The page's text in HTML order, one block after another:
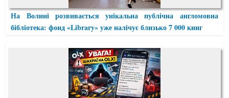
На Волині розвивається унікальна публічна англомовна
бібліотека: фонд «Library» уже налічує близько 7 000 книг